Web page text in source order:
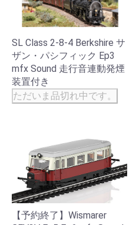
SL Class 2-8-4 Berkshire サ
ザン・パシフィック Ep3
mfx Sound 走行音連動発煙
装置付き
ただいま品切れ中です。
【予約終了】Wismarer